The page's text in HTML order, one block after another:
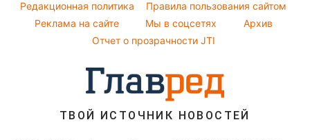
Новости Львова
Новости Черкассы
Праздничное меню
Курс валют
Редакционная политика
Правила пользования сайтом
Реклама на сайте
Мы в соцсетях
Архив
Отчет о прозрачности JTI
ТВОЙ ИСТОЧНИК НОВОСТЕЙ